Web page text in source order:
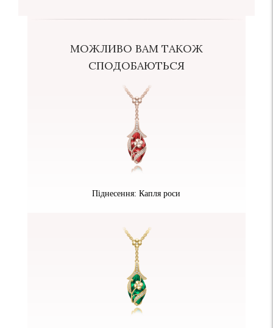
МОЖЛИВО ВАМ ТАКОЖ
СПОДОБАЮТЬСЯ
Піднесення: Капля роси